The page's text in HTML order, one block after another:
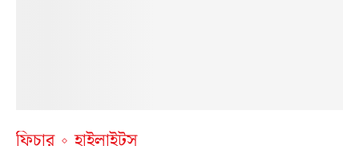
ফিচার
হাইলাইটস